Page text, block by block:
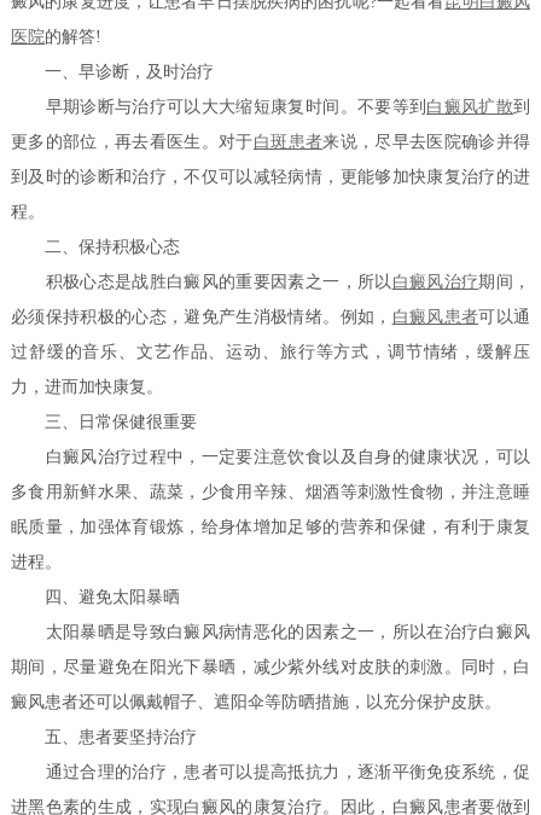
医院的解答!
一、早诊断，及时治疗
早期诊断与治疗可以大大缩短康复时间。不要等到 白癜风扩散到
更多的部位，再去看医生。对于白斑患者来说，尽早去医院确诊并得
到及时的诊断和治疗，不仅可以减轻病情，更能够加快康复治疗的进
程。
二、保持积极心态
积极心态是战胜白癜风的重要因素之一，所以 白癜风治疗期间，
必须保持积极的心态，避免产生消极情绪。例如， 白癜风患者可以通
过舒缓的音乐、文艺作品、运动、旅行等方式，调节情绪，缓解压
力，进而加快康复。
三、日常保健很重要
白癜风治疗过程中，一定要注意饮食以及自身的健康状况，可以
多食用新鲜水果、蔬菜，少食用辛辣、烟酒等刺激性食物，并注意睡
眠质量，加强体育锻炼，给身体增加足够的营养和保健，有利于康复
进程。
四、避免太阳暴晒
太阳暴晒是导致白癜风病情恶化的因素之一，所以在治疗白癜风
期间，尽量避免在阳光下暴晒，减少紫外线对皮肤的刺激。同时，白
癜风患者还可以佩戴帽子、遮阳伞等防晒措施，以充分保护皮肤。
五、患者要坚持治疗
通过合理的治疗，患者可以提高抵抗力，逐渐平衡免疫系统，促
进黑色素的生成，实现白癜风的康复治疗。因此，白癜风患者要做到